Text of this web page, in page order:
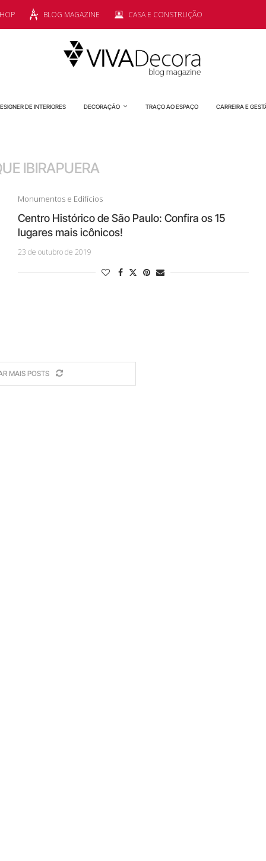
BLOG MAGAZINE CASA E CONSTRUÇÃO
DE INTERIORES DECORAÇÃO TRAÇO AO ESPAÇO CARREIRA E
IBIRAPUERA
Monumentos e Edifícios
Centro Histórico de São Paulo: Confira os 15
lugares mais icônicos!
23 de outubro de 2019
MAIS POSTS